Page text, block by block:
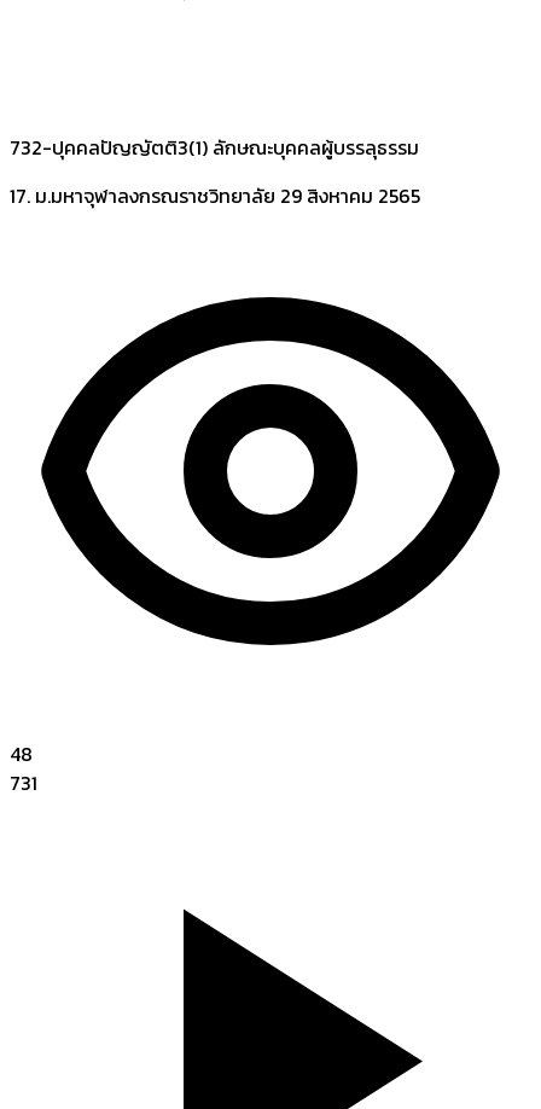
732-ปุคคลปัญญัตติ3(1) ลักษณะบุคคลผู้บรรลุธรรม
17. ม.มหาจุฬาลงกรณราชวิทยาลัย 29 สิงหาคม 2565
48
731